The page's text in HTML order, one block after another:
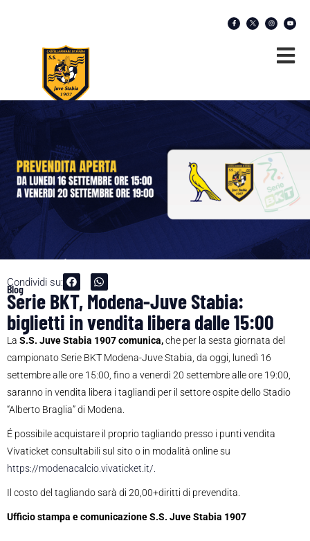
Condividi su:
Blog
Serie BKT, Modena-Juve Stabia:
biglietti in vendita libera dalle 15:00
La S.S. Juve Stabia 1907 comunica,che per la sesta giornata del
campionato Serie BKT Modena-Juve Stabia, da oggi, lunedì 16
settembre alle ore 15:00, fino a venerdì 20 settembre alle ore 19:00,
saranno in vendita libera i tagliandi per il settore ospite dello Stadio
“Alberto Braglia” di Modena.
É possibile acquistare il proprio tagliando presso i punti vendita
Vivaticket consultabili sul sito o in modalità online su
https://modenacalcio.vivaticket.it/.
Il costo del tagliando sarà di 20,00+diritti di prevendita.
Ufficio stampa e comunicazione S.S. Juve Stabia 1907